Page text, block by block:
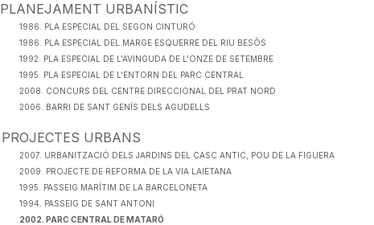
PLANEJAMENT URBANÍSTIC
1986. PLA ESPECIAL DEL SEGON CINTURÓ
1986. PLA ESPECIAL DEL MARGE ESQUERRE DEL RIU BESÒS
1992. PLA ESPECIAL DE L'AVINGUDA DE L'ONZE DE SETEMBRE
1995. PLA ESPECIAL DE L'ENTORN DEL PARC CENTRAL
2008. CONCURS DEL CENTRE DIRECCIONAL DEL PRAT NORD
2006. BARRI DE SANT GENÍS DELS AGUDELLS
PROJECTES URBANS
2007. URBANITZACIÓ DELS JARDINS DEL CASC ANTIC, POU DE LA FIGUERA
2009. PROJECTE DE REFORMA DE LA VIA LAIETANA
1995. PASSEIG MARÍTIM DE LA BARCELONETA
1994. PASSEIG DE SANT ANTONI
2002. PARC CENTRAL DE MATARÓ